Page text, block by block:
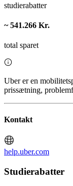
studierabatter
~ 541.266 Kr.
total sparet
Uber er en
prissætning,
Kontakt
help.uber.com
Studierabatter